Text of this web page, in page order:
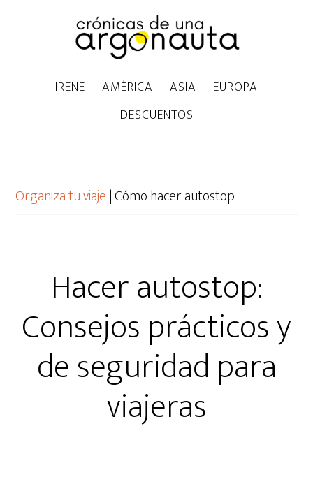
IRENE AMÉRICA ASIA
EUROPA
DESCUENTOS
Organiza tu viaje|Cómo hacer autostop
Hacer autostop:
Consejos prácticos y
de seguridad para
viajeras